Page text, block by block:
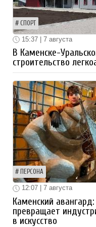
СПОРТ
15:37 | 7 августа
В Каменске-
строительство
ПЕРСОНА
12:07 | 7 августа
Каменский
превращает
в искусство